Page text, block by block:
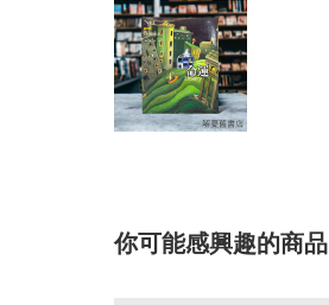
你可能感興趣的商品